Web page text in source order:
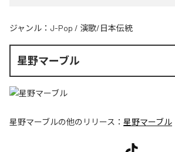
ジャンル： J-Pop / 演歌/日本伝統
星野マーブル
星野マーブルの他のリリース： 星野マーブル